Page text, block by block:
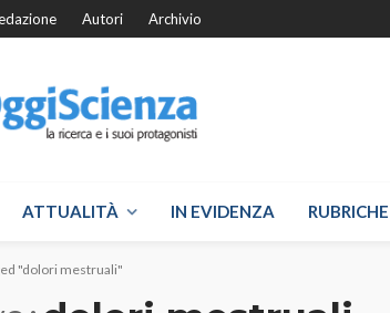
Autori Archivio
ATTUALITÀ IN EVIDENZA RUBRICHE
"dolori mestruali"